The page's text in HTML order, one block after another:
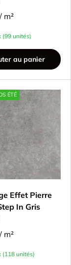
m²
(99 unités)
au panier
ÉTÉ
Effet Pierre
In Gris
m²
(118 unités)